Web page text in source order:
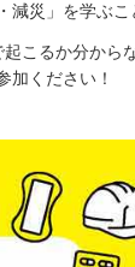
災」を学ぶこ
こるか分から
加ください！